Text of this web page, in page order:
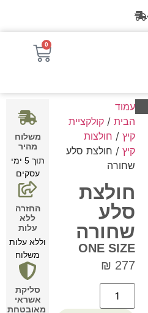
0
עמוד
הבית/ קולקציית
קיץ/ חולצות
קיץ/ חולצת סלע
שחורה
חולצת
סלע
שחורה
ONE SIZE
277
₪
משלוח
מהיר
תוך 5 ימי
עסקים
החזרה
ללא
עלות
וללא עלות
משלוח
סליקת
אשראי
מאובטחת